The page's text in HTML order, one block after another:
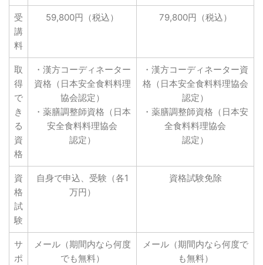
受
講
料
59,800円（税込） 79,800円（税込）
取
得
で
き
る
資
格
・漢方コーディネーター
資格（日本安全食料料理
協会認定）
・薬膳調整師資格（日本
安全食料料理協会
認定）
・漢方コーディネーター資
格（日本安全食料料理協会
認定）
・薬膳調整師資格（日本安
全食料料理協会
認定）
資
格
試
験
自身で申込、受験（各1
万円）
資格試験免除
サ
ポ
メール（期間内なら何度
でも無料）
メール（期間内なら何度で
も無料）